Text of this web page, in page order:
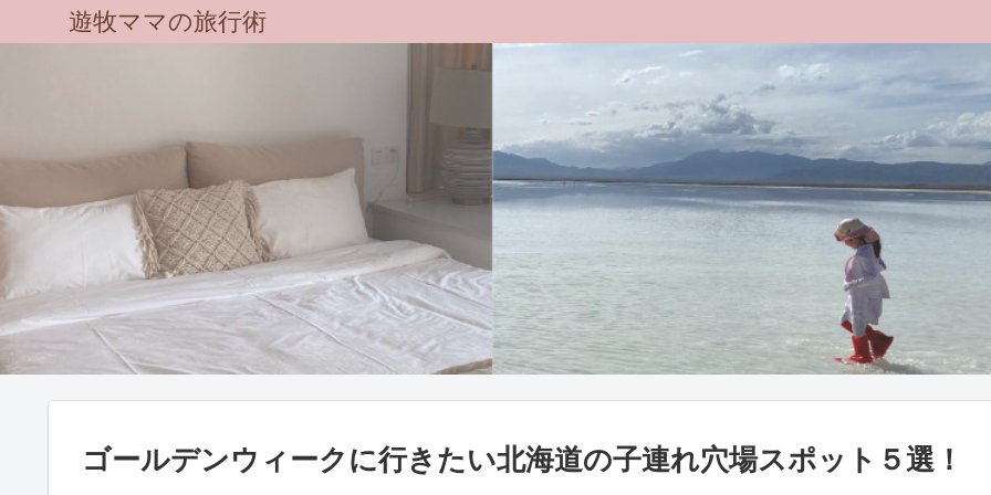
遊牧ママの旅行術
ゴールデンウィークに行きたい北海道の子連れ穴場スポット５選！